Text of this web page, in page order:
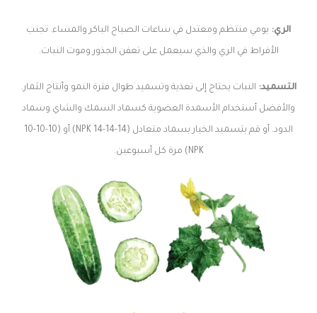
الري: يومي منتظم ومعتدل في ساعات الصباح الباكر والمساء. تجنب
الأفراط في الري والذي سيعمل على تعفن الجذور وموت النبات.
التسميد: النبات يحتاج إلى تغذية وتسميد طوال فترة النمو وأنتاج الثمار.
والأفضل أستخدام الأسمدة العضوية كسماد السمك والشاي وسماد
الدود. أو قم بتسميد الخيار بسماد متعادل (14-14-14 NPK) أو (10-10-10
NPK) مرة كل أسبوعين.